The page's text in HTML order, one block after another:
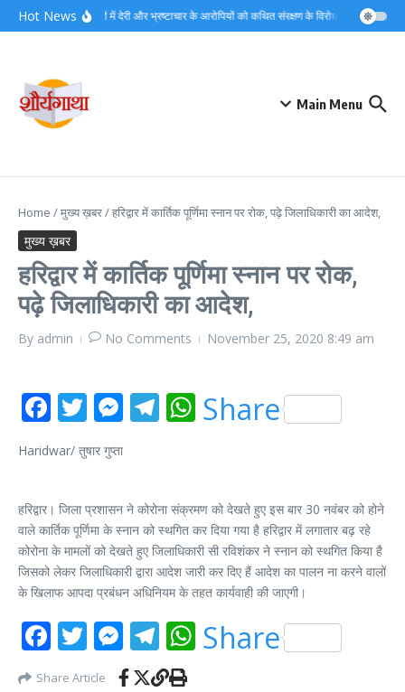
Skip to content
Hot Newsविजिलेंस जांचों में देरी और भ्रष्टाचार के आरोपियों को कथित संरक्षण के विरोध में सुराज सेवा दल
Main Menu
Home /मुख्य ख़बर/हरिद्वार में कार्तिक पूर्णिमा स्नान पर रोक, पढ़े जिलाधिकारी का आदेश,
मुख्य ख़बर
हरिद्वार में कार्तिक पूर्णिमा स्नान पर रोक,
पढ़े जिलाधिकारी का आदेश,
By admin No Comments November 25, 2020 8:49 am
Facebook
Twitter
Messenger
Telegram
WhatsApp
Share
Haridwar/ तुषार गुप्ता
हरिद्वार। जिला प्रशासन ने कोरोना संक्रमण को देखते हुए इस बार 30 नवंबर को होने
वाले कार्तिक पूर्णिमा के स्नान को स्थगित कर दिया गया है हरिद्वार में लगातार बढ़ रहे
कोरोना के मामलों को देखते हुए जिलाधिकारी सी रविशंकर ने स्नान को स्थगित किया है
जिसको लेकर जिलाधिकारी द्वारा आदेश जारी कर दिए हैं आदेश का पालन ना करने वालों
के खिलाफ आपदा प्रबंधन अधिनियम के तहत कार्यवाही की जाएगी।
Facebook
Twitter
Messenger
Telegram
WhatsApp
Share
Share Article